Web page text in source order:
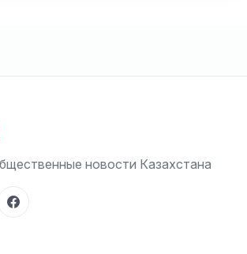
новости Казахстана